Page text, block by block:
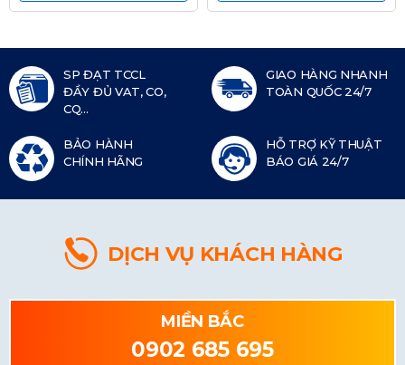
SP ĐẠT TCCL
ĐẦY ĐỦ VAT, CO,
CQ...
GIAO HÀNG NHANH
TOÀN QUỐC 24/7
BẢO HÀNH
CHÍNH HÃNG
HỖ TRỢ KỸ THUẬT
BÁO GIÁ 24/7
DỊCH VỤ KHÁCH HÀNG
MIỀN BẮC
0902 685 695